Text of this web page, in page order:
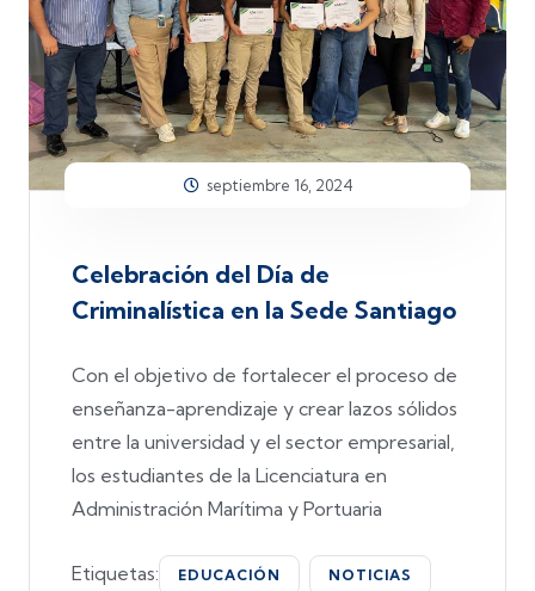
septiembre 16, 2024
Celebración del Día de
Criminalística en la Sede Santiago
Con el objetivo de fortalecer el proceso de
enseñanza-aprendizaje y crear lazos sólidos
entre la universidad y el sector empresarial,
los estudiantes de la Licenciatura en
Administración Marítima y Portuaria
Etiquetas: EDUCACIÓN NOTICIAS